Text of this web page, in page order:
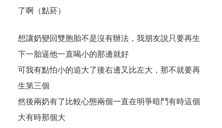
了啊（點菸）
想讓奶變回雙胞胎不是沒有辦法，我朋友說只要再生
下一胎逼他一直喝小的那邊就好
可我有點怕小的追大了後右邊又比左大，那不就要再
生第三個
然後兩奶有了比較心態兩個一直在明爭暗鬥有時這個
大有時那個大